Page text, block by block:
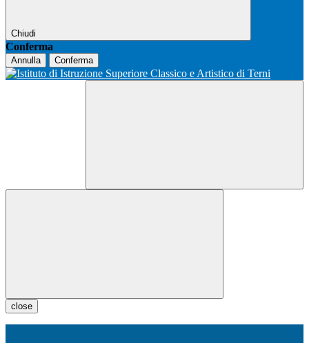
Chiudi
Conferma
Annulla Conferma
close